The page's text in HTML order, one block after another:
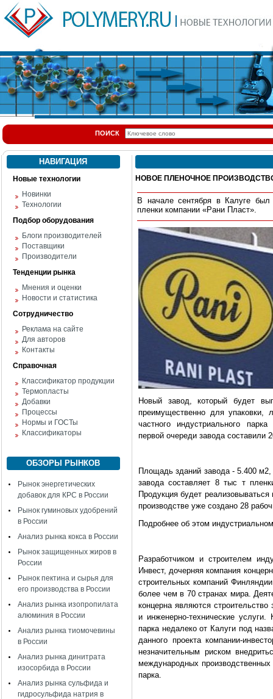
ПОИСК
НАВИГАЦИЯ
Новые технологии
Новинки
Технологии
Подбор оборудования
Блоги производителей
Поставщики
Производители
Тенденции рынка
Мнения и оценки
Новости и статистика
Сотрудничество
Реклама на сайте
Для авторов
Контакты
Справочная
Классификатор продукции
Термопласты
Добавки
Процессы
Нормы и ГОСТы
Классификаторы
ОБЗОРЫ РЫНКОВ
Рынок энергетических
добавок для КРС в России
Рынок гуминовых удобрений
в России
Анализ рынка кокса в России
Рынок защищенных жиров в
России
Рынок пектина и сырья для
его производства в России
Анализ рынка изопропилата
алюминия в России
Анализ рынка тиомочевины
в России
Анализ рынка динитрата
изосорбида в России
Анализ рынка сульфида и
гидросульфида натрия в
НОВОЕ ПЛЕНОЧНОЕ
В начале сентября в Калуге был
пленки компании «Рани Пласт».
Новый завод, который будет
преимущественно для упаковки,
частного индустриального
первой очереди завода составили
Площадь зданий завода - 5.400
завода составляет 8 тыс т
Продукция будет
производстве уже создано 28
Подробнее об этом
Разработчиком и строителем
Инвест, дочерняя компания
строительных компаний
более чем в 70 странах мира.
концерна являются
и инженерно-технические услуги.
парка недалеко от Калуги под
данного проекта компании-
незначительным риском
международных
парка.